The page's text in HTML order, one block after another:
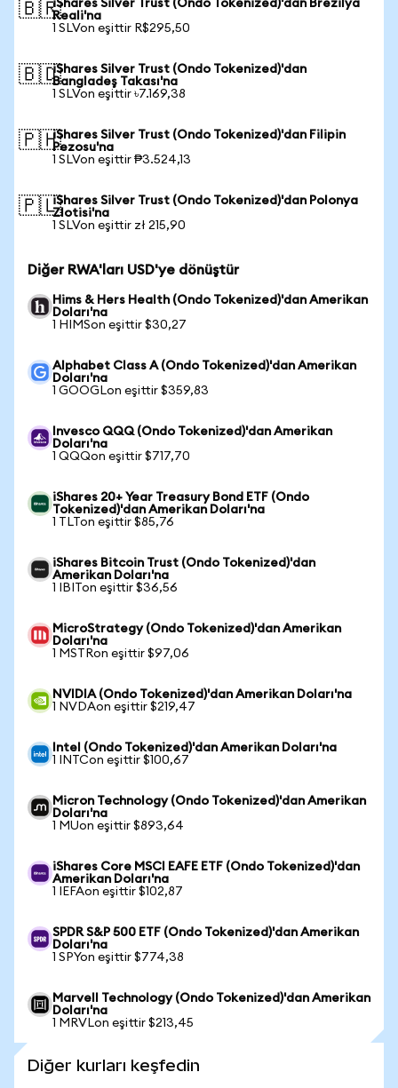
🇧🇷iShares Silver Trust (Ondo Tokenized)'dan Brezilya
Reali'na
1 SLVon eşittir R$295,50
🇧🇩iShares Silver Trust (Ondo Tokenized)'dan
Bangladeş Takası'na
1 SLVon eşittir ৳7.169,38
🇵🇭iShares Silver Trust (Ondo Tokenized)'dan Filipin
Pezosu'na
1 SLVon eşittir ₱3.524,13
🇵🇱iShares Silver Trust (Ondo Tokenized)'dan Polonya
Zlotisi'na
1 SLVon eşittir zł 215,90
Diğer RWA'ları USD'ye dönüştür
Hims & Hers Health (Ondo Tokenized)'dan Amerikan
Doları'na
1 HIMSon eşittir $30,27
Alphabet Class A (Ondo Tokenized)'dan Amerikan
Doları'na
1 GOOGLon eşittir $359,83
Invesco QQQ (Ondo Tokenized)'dan Amerikan
Doları'na
1 QQQon eşittir $717,70
iShares 20+ Year Treasury Bond ETF (Ondo
Tokenized)'dan Amerikan Doları'na
1 TLTon eşittir $85,76
iShares Bitcoin Trust (Ondo Tokenized)'dan
Amerikan Doları'na
1 IBITon eşittir $36,56
MicroStrategy (Ondo Tokenized)'dan Amerikan
Doları'na
1 MSTRon eşittir $97,06
NVIDIA (Ondo Tokenized)'dan Amerikan Doları'na
1 NVDAon eşittir $219,47
Intel (Ondo Tokenized)'dan Amerikan Doları'na
1 INTCon eşittir $100,67
Micron Technology (Ondo Tokenized)'dan Amerikan
Doları'na
1 MUon eşittir $893,64
iShares Core MSCI EAFE ETF (Ondo Tokenized)'dan
Amerikan Doları'na
1 IEFAon eşittir $102,87
SPDR S&P 500 ETF (Ondo Tokenized)'dan Amerikan
Doları'na
1 SPYon eşittir $774,38
Marvell Technology (Ondo Tokenized)'dan Amerikan
Doları'na
1 MRVLon eşittir $213,45
Diğer kurları keşfedin